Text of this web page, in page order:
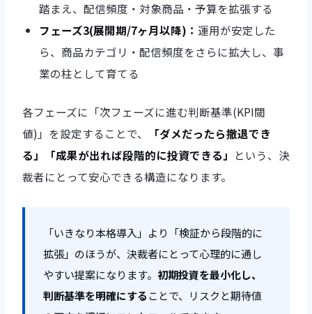
踏まえ、配信頻度・対象商品・予算を拡張する
フェーズ3(展開期/7ヶ月以降)： 運用が安定した
ら、商品カテゴリ・配信頻度をさらに拡大し、事
業の柱として育てる
各フェーズに「次フェーズに進む判断基準(KPI閾
値)」を設定することで、
「ダメだったら撤退でき
る」「成果が出れば段階的に投資できる」 という、決
裁者にとって安心できる構造になります。
「いきなり本格導入」より「検証から段階的に
拡張」のほうが、決裁者にとって心理的に通し
やすい提案になります。 初期投資を最小化し、
判断基準を明確にすることで、リスクと期待値